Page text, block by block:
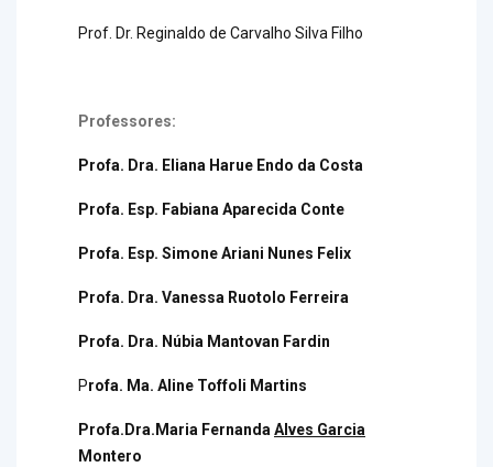
Prof. Dr. Reginaldo de Carvalho Silva Filho
Professores:
Profa. Dra. Eliana Harue Endo da Costa
Profa. Esp. Fabiana Aparecida Conte
Profa. Esp. Simone Ariani Nunes Felix
Profa. Dra. Vanessa Ruotolo Ferreira
Profa. Dra. Núbia Mantovan Fardin
Profa. Ma. Aline Toffoli Martins
Profa.Dra.Maria FernandaAlves Garcia
Montero